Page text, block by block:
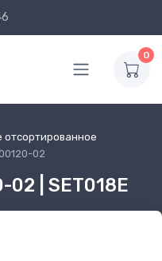
0
отсортированное
02
02 | SET018E